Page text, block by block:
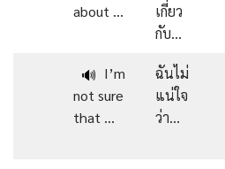
about …
เกี่ยว
กับ…
🔊 I’m
not sure
that …
ฉันไม่
แน่ใจ
ว่า…